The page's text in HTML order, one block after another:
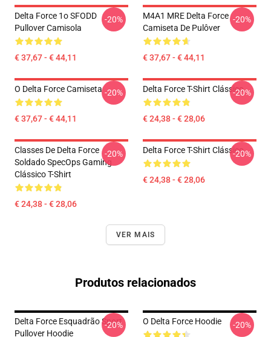
Delta Force 1o SFODD
Pullover Camisola
€ 37,67 - € 44,11
-20%
M4A1 MRE Delta Force
Camiseta De Pulôver
€ 37,67 - € 44,11
-20%
O Delta Force Camiseta
€ 37,67 - € 44,11
-20% Delta Force T-Shirt Clássico
€ 24,38 - € 28,06
-20%
Classes De Delta Force
Soldado SpecOps Gaming
Clássico T-Shirt
€ 24,38 - € 28,06
-20% Delta Force T-Shirt Clássico
€ 24,38 - € 28,06
-20%
VER MAIS
Produtos relacionados
Delta Force Esquadrão Sport
Pullover Hoodie
-20% O Delta Force Hoodie -20%